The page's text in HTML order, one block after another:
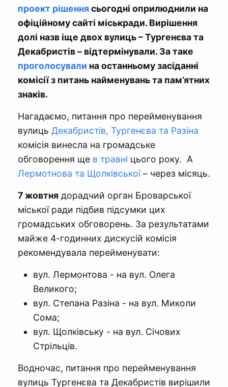
проект рішеннясьогодні оприлюднили на
офіційному сайті міськради. Вирішення
долі назв іще двох вулиць – Тургенєва та
Декабристів – відтермінували. За таке
проголосували на останньому засіданні
комісії з питань найменувань та пам’ятних
знаків.
Нагадаємо, питання про перейменування
вулиць Декабристів, Тургенєва та Разіна
комісія винесла на громадське
обговорення ще в травні цього року. А
Лермотнова та Щолківської– через місяць.
7 жовтня дорадчий орган Броварської
міської ради підбив підсумки цих
громадських обговорень. За результатами
майже 4-годинних дискусій комісія
рекомендувала перейменувати:
вул. Лермонтова - на вул. Олега
Великого;
вул. Степана Разіна - на вул. Миколи
Сома;
вул. Щолківську - на вул. Січових
Стрільців.
Водночас, питання про перейменування
вулиць Тургенєва та Декабристів вирішили